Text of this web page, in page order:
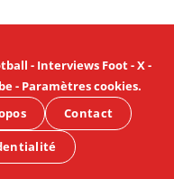
- Interviews Foot-X-
- Paramètres cookies.
Contact